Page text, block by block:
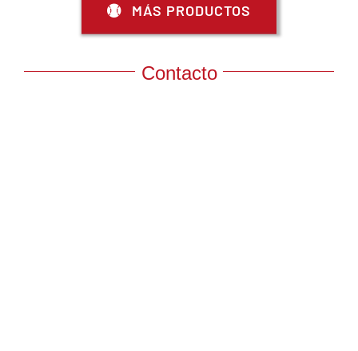
MÁS PRODUCTOS
Contacto